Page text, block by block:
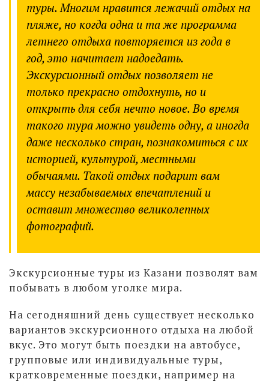
туры. Многим нравится лежачий отдых на
пляже, но когда одна и та же программа
летнего отдыха повторяется из года в
год, это начитает надоедать.
Экскурсионный отдых позволяет не
только прекрасно отдохнуть, но и
открыть для себя нечто новое. Во время
такого тура можно увидеть одну, а иногда
даже несколько стран, познакомиться с их
историей, культурой, местными
обычаями. Такой отдых подарит вам
массу незабываемых впечатлений и
оставит множество великолепных
фотографий.
Экскурсионные туры из Казани позволят вам
побывать в любом уголке мира.
На сегодняшний день существует несколько
вариантов экскурсионного отдыха на любой
вкус. Это могут быть поездки на автобусе,
групповые или индивидуальные туры,
кратковременные поездки, например на